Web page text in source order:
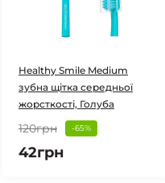
Healthy Smile Medium
зубна щітка середньої
жорсткості, Голуба
120грн -65%
42грн